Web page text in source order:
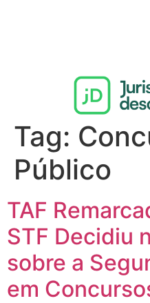
Tag:
Público
TAF
STF Decidiu
sobre a
em